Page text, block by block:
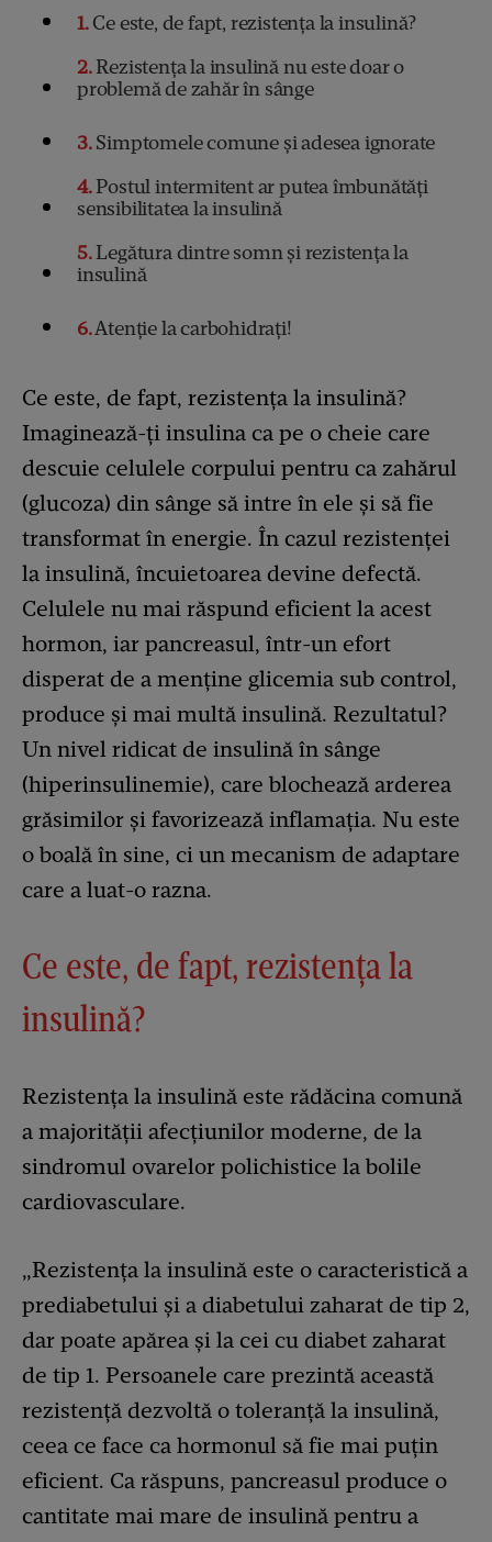
1Ce este, de fapt, rezistența la insulină?
2Rezistența la insulină nu este doar o
problemă de zahăr în sânge
3Simptomele comune și adesea ignorate
4Postul intermitent ar putea îmbunătăți
sensibilitatea la insulină
5Legătura dintre somn și rezistența la
insulină
6Atenție la carbohidrați!
Ce este, de fapt, rezistența la insulină?
Imaginează-ți insulina ca pe o cheie care
descuie celulele corpului pentru ca zahărul
(glucoza) din sânge să intre în ele și să fie
transformat în energie. În cazul rezistenței
la insulină, încuietoarea devine defectă.
Celulele nu mai răspund eficient la acest
hormon, iar pancreasul, într-un efort
disperat de a menține glicemia sub control,
produce și mai multă insulină. Rezultatul?
Un nivel ridicat de insulină în sânge
(hiperinsulinemie), care blochează arderea
grăsimilor și favorizează inflamația. Nu este
o boală în sine, ci un mecanism de adaptare
care a luat-o razna.
Ce este, de fapt, rezistența la
insulină?
Rezistența la insulină este rădăcina comună
a majorității afecțiunilor moderne, de la
sindromul ovarelor polichistice la bolile
cardiovasculare.
„Rezistența la insulină este o caracteristică a
prediabetului și a diabetului zaharat de tip 2,
dar poate apărea și la cei cu diabet zaharat
de tip 1. Persoanele care prezintă această
rezistență dezvoltă o toleranță la insulină,
ceea ce face ca hormonul să fie mai puțin
eficient. Ca răspuns, pancreasul produce o
cantitate mai mare de insulină pentru a